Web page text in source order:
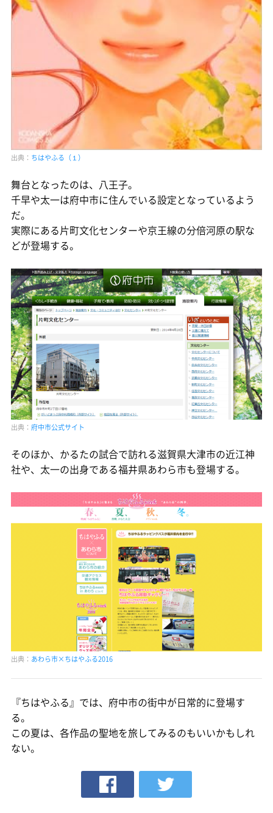
出典： ちはやふる（１）
舞台となったのは、八王子。
千早や太一は府中市に住んでいる設定となっているよう
だ。
実際にある片町文化センターや京王線の分倍河原の駅な
どが登場する。
出典： 府中市公式サイト
そのほか、かるたの試合で訪れる滋賀県大津市の近江神
社や、太一の出身である福井県あわら市も登場する。
出典： あわら市×ちはやふる2016
『ちはやふる』では、府中市の街中が日常的に登場す
る。
この夏は、各作品の聖地を旅してみるのもいいかもしれ
ない。